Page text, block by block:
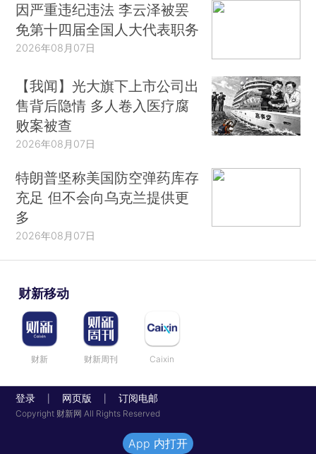
因严重违纪违法 李云泽被罢
免第十四届全国人大代表职务
2026年08月07日
【我闻】光大旗下上市公司出
售背后隐情 多人卷入医疗腐
败案被查
2026年08月07日
特朗普坚称美国防空弹药库存
充足 但不会向乌克兰提供更
多
2026年08月07日
财新移动
财新 财新周刊 Caixin
登录 网页版 订阅电邮
Copyright 财新网 All Rights Reserved
App 内打开